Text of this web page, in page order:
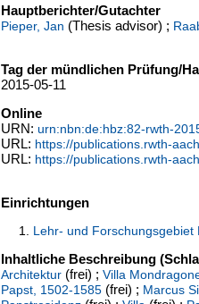
Hauptberichter/Gutachter
Pieper, Jan (Thesis advisor) ;
Tag der mündlichen Prüfung/
2015-05-11
Online
URN: urn:nbn:de:hbz:82-rwth-
URL: https://publications.rwth-
URL: https://publications.rwth-
Einrichtungen
Lehr- und
Inhaltliche Beschreibung
Architektur (frei) ; Villa
Papst, 1502-1585 (frei) ; Marcus